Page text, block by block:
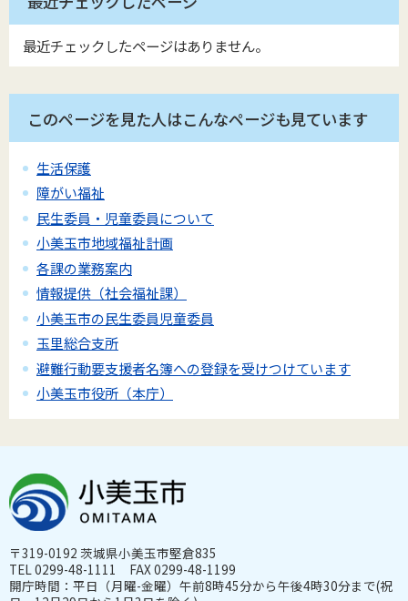
最近チェックしたページはありません。
このページを見た人はこんなページも見ています
生活保護
障がい福祉
民生委員・児童委員について
小美玉市地域福祉計画
各課の業務案内
情報提供（社会福祉課）
小美玉市の民生委員児童委員
玉里総合支所
避難行動要支援者名簿への登録を受けつけています
小美玉市役所（本庁）
〒319-0192 茨城県小美玉市堅倉835
TEL 0299-48-1111 FAX 0299-48-1199
開庁時間：平日（月曜-金曜）午前8時45分から午後4時30分まで(祝